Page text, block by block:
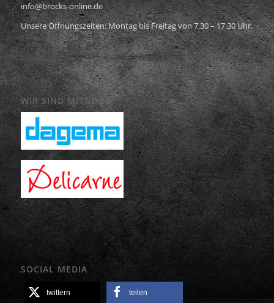
info@brocks-online.de
Unsere Öffnungszeiten: Montag bis Freitag von 7.30 – 17.30 Uhr.
WIR SIND MITGLIED
SOCIAL MEDIA
twittern teilen